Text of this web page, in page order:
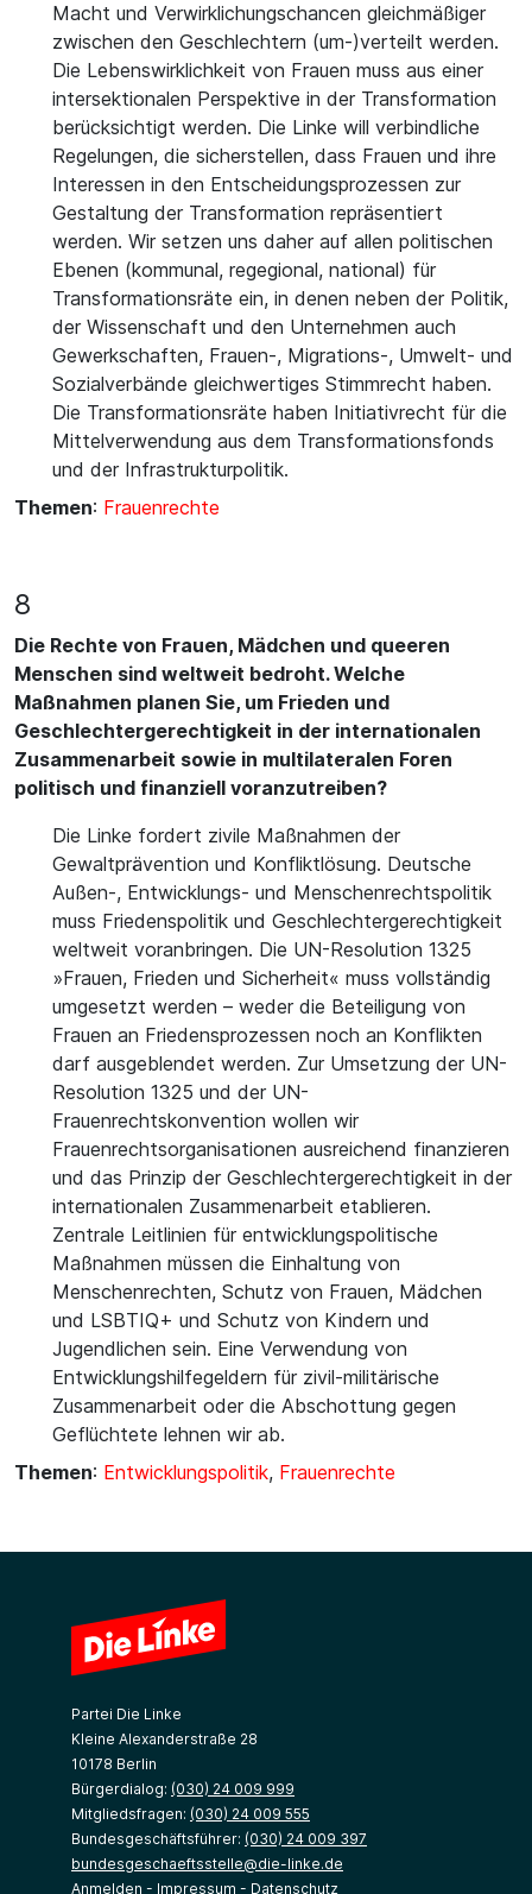
Macht und Verwirklichungschancen gleichmäßiger
zwischen den Geschlechtern (um-)verteilt werden.
Die Lebenswirklichkeit von Frauen muss aus einer
intersektionalen Perspektive in der Transformation
berücksichtigt werden. Die Linke will verbindliche
Regelungen, die sicherstellen, dass Frauen und ihre
Interessen in den Entscheidungsprozessen zur
Gestaltung der Transformation repräsentiert
werden. Wir setzen uns daher auf allen politischen
Ebenen (kommunal, regegional, national) für
Transformationsräte ein, in denen neben der Politik,
der Wissenschaft und den Unternehmen auch
Gewerkschaften, Frauen-, Migrations-, Umwelt- und
Sozialverbände gleichwertiges Stimmrecht haben.
Die Transformationsräte haben Initiativrecht für die
Mittelverwendung aus dem Transformationsfonds
und der Infrastrukturpolitik.
Themen: Frauenrechte
8
Die Rechte von Frauen, Mädchen und queeren
Menschen sind weltweit bedroht. Welche
Maßnahmen planen Sie, um Frieden und
Geschlechtergerechtigkeit in der internationalen
Zusammenarbeit sowie in multilateralen Foren
politisch und finanziell voranzutreiben?
Die Linke fordert zivile Maßnahmen der
Gewaltprävention und Konfliktlösung. Deutsche
Außen-, Entwicklungs- und Menschenrechtspolitik
muss Friedenspolitik und Geschlechtergerechtigkeit
weltweit voranbringen. Die UN-Resolution 1325
»Frauen, Frieden und Sicherheit« muss vollständig
umgesetzt werden – weder die Beteiligung von
Frauen an Friedensprozessen noch an Konflikten
darf ausgeblendet werden. Zur Umsetzung der UN-
Resolution 1325 und der UN-
Frauenrechtskonvention wollen wir
Frauenrechtsorganisationen ausreichend finanzieren
und das Prinzip der Geschlechtergerechtigkeit in der
internationalen Zusammenarbeit etablieren.
Zentrale Leitlinien für entwicklungspolitische
Maßnahmen müssen die Einhaltung von
Menschenrechten, Schutz von Frauen, Mädchen
und LSBTIQ+ und Schutz von Kindern und
Jugendlichen sein. Eine Verwendung von
Entwicklungshilfegeldern für zivil-militärische
Zusammenarbeit oder die Abschottung gegen
Geflüchtete lehnen wir ab.
Themen: Entwicklungspolitik, Frauenrechte
Partei Die Linke
Kleine Alexanderstraße 28
10178 Berlin
Bürgerdialog: (030) 24 009 999
Mitgliedsfragen: (030) 24 009 555
Bundesgeschäftsführer: (030) 24 009 397
bundesgeschaeftsstelle@die-linke.de
Anmelden - Impressum - Datenschutz